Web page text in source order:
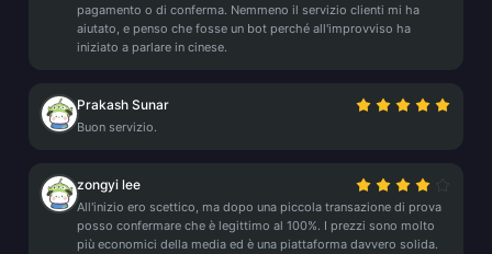
pagamento o di conferma. Nemmeno il servizio clienti mi ha
aiutato, e penso che fosse un bot perché all'improvviso ha
iniziato a parlare in cinese.
Prakash Sunar
Buon servizio.
zongyi lee
All'inizio ero scettico, ma dopo una piccola transazione di prova
posso confermare che è legittimo al 100%. I prezzi sono molto
più economici della media ed è una piattaforma davvero solida.